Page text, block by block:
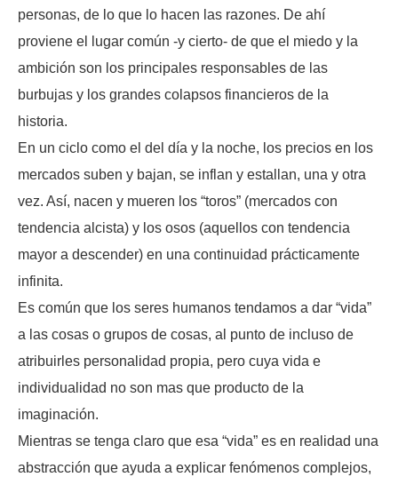
personas, de lo que lo hacen las razones. De ahí
proviene el lugar común -y cierto- de que el miedo y la
ambición son los principales responsables de las
burbujas y los grandes colapsos financieros de la
historia.
En un ciclo como el del día y la noche, los precios en los
mercados suben y bajan, se inflan y estallan, una y otra
vez. Así, nacen y mueren los “toros” (mercados con
tendencia alcista) y los osos (aquellos con tendencia
mayor a descender) en una continuidad prácticamente
infinita.
Es común que los seres humanos tendamos a dar “vida”
a las cosas o grupos de cosas, al punto de incluso de
atribuirles personalidad propia, pero cuya vida e
individualidad no son mas que producto de la
imaginación.
Mientras se tenga claro que esa “vida” es en realidad una
abstracción que ayuda a explicar fenómenos complejos,